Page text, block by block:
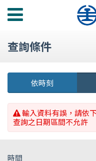
功
選
查詢條件
依時刻
輸入資料有誤，請依
查詢之日期區間不允許
時間